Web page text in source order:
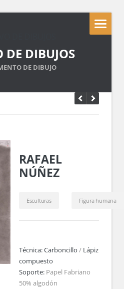
DE DIBUJOS
DE DIBUJO
RAFAEL
NÚÑEZ
Esculturas Figura humana
Técnica:Carboncillo / Lápiz
compuesto
Soporte: Papel Fabriano
50% algodón